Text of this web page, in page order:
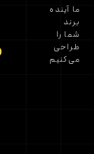
ما آینده
برند
شما را
طراحی
می‌کنیم